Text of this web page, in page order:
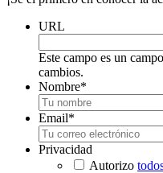
URL
Este campo es un
cambios.
Nombre*
Email*
Privacidad
Autorizo